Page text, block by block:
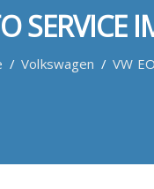
SERVICE
/ Volkswagen / VW